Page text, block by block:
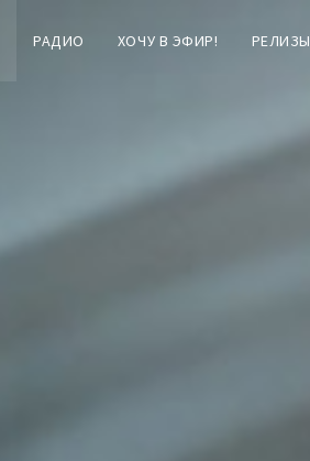
РАДИО ХОЧУ В ЭФИР! РЕЛИЗЫ